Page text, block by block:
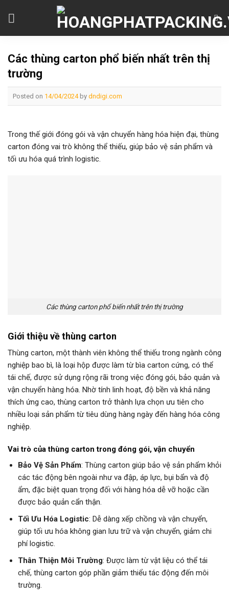
Các thùng carton phổ biến nhất trên thị
trường
Posted on 14/04/2024by dndigi.com
Trong thế giới đóng gói và vận chuyển hàng hóa hiện đại, thùng
carton đóng vai trò không thể thiếu, giúp bảo vệ sản phẩm và
tối ưu hóa quá trình logistic.
Các thùng carton phổ biến nhất trên thị trường
Giới thiệu về thùng carton
Thùng carton, một thành viên không thể thiếu trong ngành công
nghiệp bao bì, là loại hộp được làm từ bìa carton cứng, có thể
tái chế, được sử dụng rộng rãi trong việc đóng gói, bảo quản và
vận chuyển hàng hóa. Nhờ tính linh hoạt, độ bền và khả năng
thích ứng cao, thùng carton trở thành lựa chọn ưu tiên cho
nhiều loại sản phẩm từ tiêu dùng hàng ngày đến hàng hóa công
nghiệp.
Vai trò của thùng carton trong đóng gói, vận chuyển
Bảo Vệ Sản Phẩm: Thùng carton giúp bảo vệ sản phẩm khỏi
các tác động bên ngoài như va đập, áp lực, bụi bẩn và độ
ẩm, đặc biệt quan trọng đối với hàng hóa dễ vỡ hoặc cần
được bảo quản cẩn thận.
Tối Ưu Hóa Logistic: Dễ dàng xếp chồng và vận chuyển,
giúp tối ưu hóa không gian lưu trữ và vận chuyển, giảm chi
phí logistic.
Thân Thiện Môi Trường: Được làm từ vật liệu có thể tái
chế, thùng carton góp phần giảm thiểu tác động đến môi
trường.